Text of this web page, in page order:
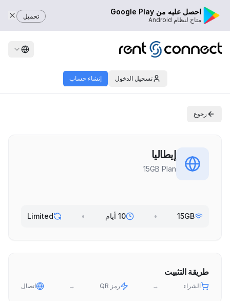
احصل عليه من Google Play
متاح لنظام Android تحميل
تسجيل الدخول إنشاء حساب
رجوع
إيطاليا
15GB Plan
15GB
• 10 أيام •
Limited
طريقة التثبيت
الشراء → رمز QR → اتصال